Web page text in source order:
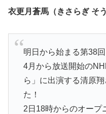
衣更月蒼馬（きさらぎ そ
明日から始まる第38
4月から放送開始の
ら」に出演する清原
た！
2日18時からのオープ